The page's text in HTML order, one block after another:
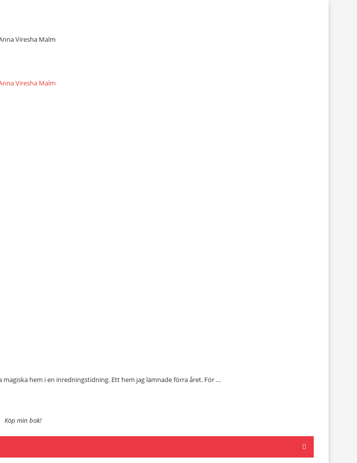
hem i en inredningstidning. Ett hem jag lämnade förra året. För …
Köp min bok!